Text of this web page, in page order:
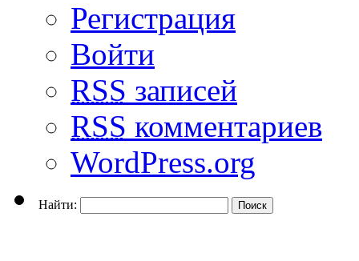
Регистрация
Войти
RSS записей
RSS комментариев
WordPress.org
Найти: